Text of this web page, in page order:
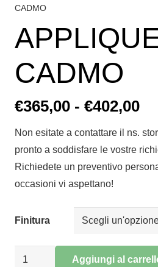
CADMO
CADMO
€365,00 - €402,00
da
Non esitate a contattare il ns.
pronto a soddisfare le vostre
Richiedete un preventivo
occasioni vi aspettano!
Finitura
APPLIQUE
Aggiungi al